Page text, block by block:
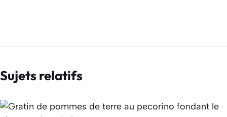
Sujets relatifs